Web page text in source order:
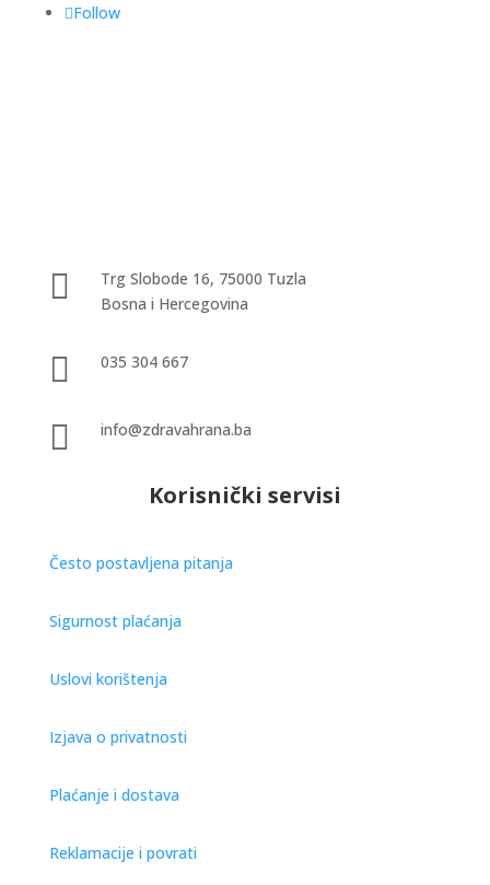
Follow

Trg Slobode 16, 75000 Tuzla
Bosna i Hercegovina
 035 304 667
 info@zdravahrana.ba
Korisnički servisi
Često postavljena pitanja
Sigurnost plaćanja
Uslovi korištenja
Izjava o privatnosti
Plaćanje i dostava
Reklamacije i povrati